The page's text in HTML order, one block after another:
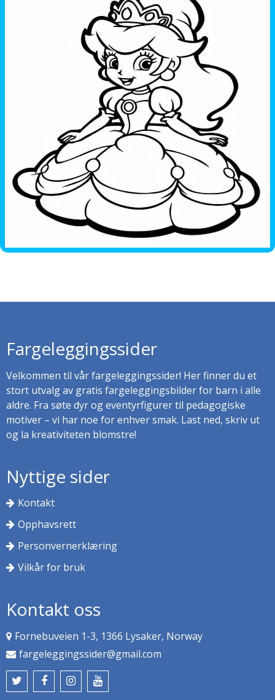
Fargeleggingssider
Velkommen til vår fargeleggingssider! Her finner du et
stort utvalg av gratis fargeleggingsbilder for barn i alle
aldre. Fra søte dyr og eventyrfigurer til pedagogiske
motiver – vi har noe for enhver smak. Last ned, skriv ut
og la kreativiteten blomstre!
Nyttige sider
Kontakt
Opphavsrett
Personvernerklæring
Vilkår for bruk
Kontakt oss
Fornebuveien 1-3, 1366 Lysaker, Norway
fargeleggingssider@gmail.com